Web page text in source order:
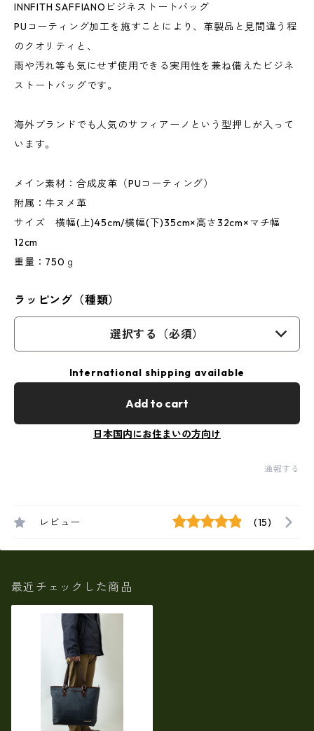
INNFITH SAFFIANOビジネストートバッグ
PUコーティング加工を施すことにより、革製品と見間違う程
のクオリティと、
雨や汚れ等も気にせず使用できる実用性を兼ね備えたビジネ
ストートバッグです。
海外ブランドでも人気のサフィアーノという型押しが入って
います。
メイン素材：合成皮革（PUコーティング）
附属：牛ヌメ革
サイズ 横幅(上)45cm/横幅(下)35cm×高さ32cm×マチ幅
12cm
重量：750ｇ
ラッピング（種類）
選択する（必須）
International shipping available
Add to cart
日本国内にお住まいの方向け
通報する
レビュー (15)
最近チェックした商品